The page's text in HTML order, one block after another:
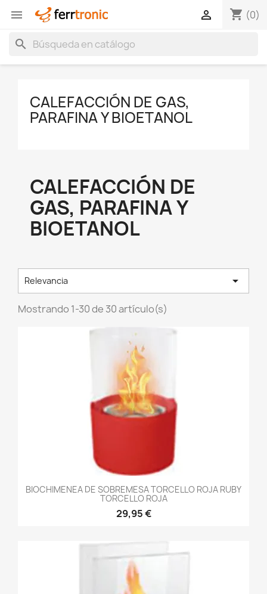
 shopping_cart (0)

search
CALEFACCIÓN DE GAS,
PARAFINA Y BIOETANOL
CALEFACCIÓN DE
GAS, PARAFINA Y
BIOETANOL
Relevancia 
Mostrando 1-30 de 30 artículo(s)
BIOCHIMENEA DE SOBREMESA TORCELLO ROJA RUBY
TORCELLO ROJA
29,95 €